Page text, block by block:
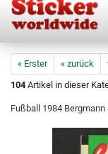
« Erster « zurück
104Artikel in dieser
Fußball 1984